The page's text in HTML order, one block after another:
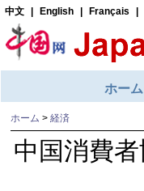
ホーム > 経済
中国消費